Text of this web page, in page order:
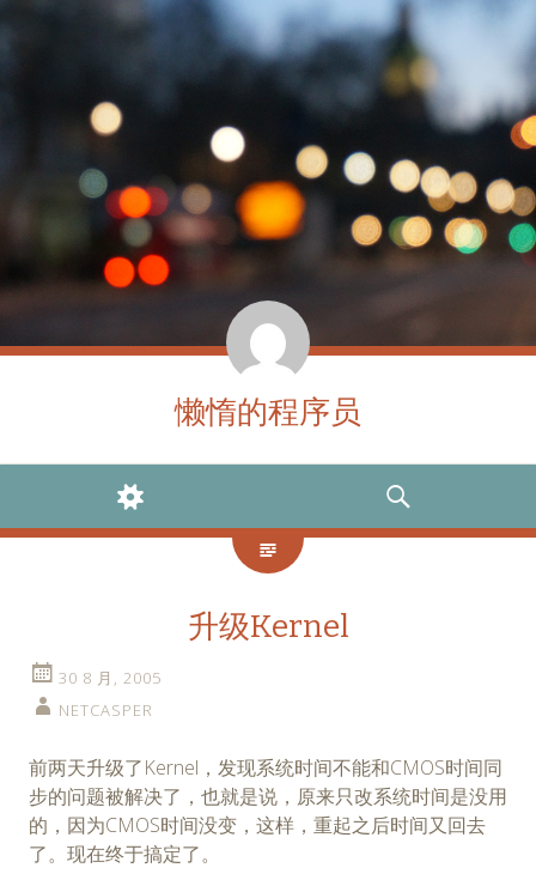
懒惰的程序员
WIDGETS
SEARCH
升级Kernel
30 8 月, 2005
NETCASPER
前两天升级了Kernel，发现系统时间不能和CMOS时间同
步的问题被解决了，也就是说，原来只改系统时间是没用
的，因为CMOS时间没变，这样，重起之后时间又回去
了。现在终于搞定了。